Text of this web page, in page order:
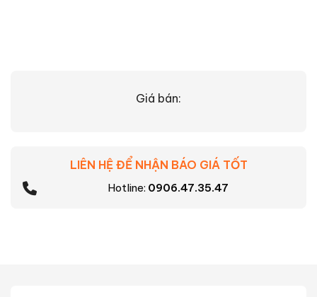
Giá bán:
LIÊN HỆ ĐỂ NHẬN BÁO GIÁ TỐT
Hotline: 0906.47.35.47